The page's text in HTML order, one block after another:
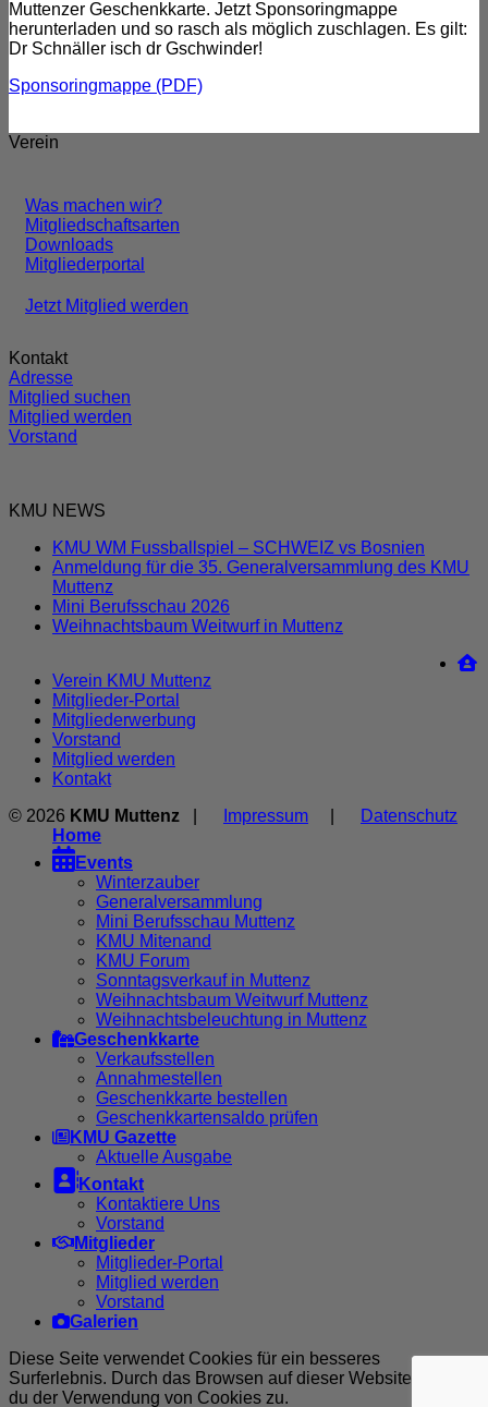
Muttenzer Geschenkkarte. Jetzt Sponsoringmappe
herunterladen und so rasch als möglich zuschlagen. Es gilt:
Dr Schnäller isch dr Gschwinder!
Sponsoringmappe (PDF)
Verein
Was machen wir?
Mitgliedschaftsarten
Downloads
Mitgliederportal
Jetzt Mitglied werden
Kontakt
Adresse
Mitglied suchen
Mitglied werden
Vorstand
KMU NEWS
KMU WM Fussballspiel – SCHWEIZ vs Bosnien
Anmeldung für die 35. Generalversammlung des KMU
Muttenz
Mini Berufsschau 2026
Weihnachtsbaum Weitwurf in Muttenz
Verein KMU Muttenz
Mitglieder-Portal
Mitgliederwerbung
Vorstand
Mitglied werden
Kontakt
© 2026 KMU Muttenz Impressum
Datenschutz
Home
Events
Winterzauber
Generalversammlung
Mini Berufsschau Muttenz
KMU Mitenand
KMU Forum
Sonntagsverkauf in Muttenz
Weihnachtsbaum Weitwurf Muttenz
Weihnachtsbeleuchtung in Muttenz
Geschenkkarte
Verkaufsstellen
Annahmestellen
Geschenkkarte bestellen
Geschenkkartensaldo prüfen
KMU Gazette
Aktuelle Ausgabe
Kontakt
Kontaktiere Uns
Vorstand
Mitglieder
Mitglieder-Portal
Mitglied werden
Vorstand
Galerien
Diese Seite verwendet Cookies für ein besseres
Surferlebnis. Durch das Browsen auf dieser Website stimmst
du der Verwendung von Cookies zu.